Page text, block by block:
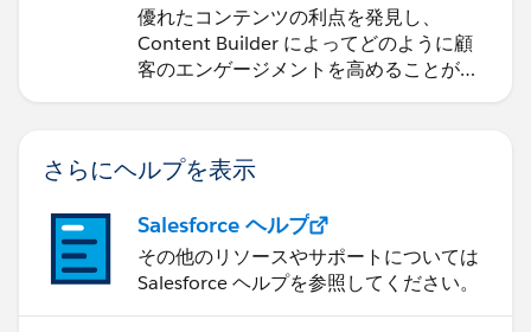
の作成
優れたコンテンツの利点を発見し、
Content Builder によってどのように顧
客のエンゲージメントを高めることがで
さらにヘルプを表示
Salesforce ヘルプ
その他のリソースやサポートについては
Salesforce ヘルプを参照してください。